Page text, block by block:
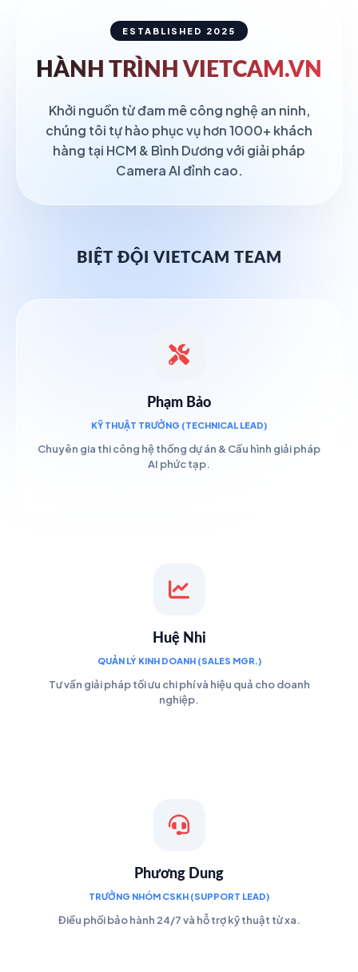
ESTABLISHED 2025
HÀNH TRÌNH VIETCAM.VN
Khởi nguồn từ đam mê công nghệ an ninh,
chúng tôi tự hào phục vụ hơn 1000+ khách
hàng tại HCM & Bình Dương với giải pháp
Camera AI đỉnh cao.
BIỆT ĐỘI VIETCAM TEAM
Phạm Bảo
KỸ THUẬT TRƯỞNG (TECHNICAL LEAD)
Chuyên gia thi công hệ thống dự án & Cấu hình giải pháp
AI phức tạp.
Huệ Nhi
QUẢN LÝ KINH DOANH (SALES MGR.)
Tư vấn giải pháp tối ưu chi phí và hiệu quả cho doanh
nghiệp.
Phương Dung
TRƯỞNG NHÓM CSKH (SUPPORT LEAD)
Điều phối bảo hành 24/7 và hỗ trợ kỹ thuật từ xa.